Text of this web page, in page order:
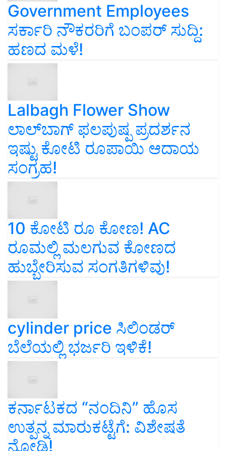
Government Employees
ಸರ್ಕಾರಿ ನೌಕರರಿಗೆ ಬಂಪರ್‌ ಸುದ್ದಿ:
ಹಣದ ಮಳೆ!
Lalbagh Flower Show
ಲಾಲ್‌ಬಾಗ್ ಫಲಪುಷ್ಪ ಪ್ರದರ್ಶನ
ಇಷ್ಟು ಕೋಟಿ ರೂಪಾಯಿ ಆದಾಯ
ಸಂಗ್ರಹ!
10 ಕೋಟಿ ರೂ ಕೋಣ! AC
ರೂಮಲ್ಲಿ ಮಲಗುವ ಕೋಣದ
ಹುಬ್ಬೇರಿಸುವ ಸಂಗತಿಗಳಿವು!
cylinder price ಸಿಲಿಂಡರ್‌
ಬೆಲೆಯಲ್ಲಿ ಭರ್ಜರಿ ಇಳಿಕೆ!
ಕರ್ನಾಟಕದ “ನಂದಿನಿ” ಹೊಸ
ಉತ್ಪನ್ನ ಮಾರುಕಟ್ಟೆಗೆ: ವಿಶೇಷತೆ
ನೋಡಿ!